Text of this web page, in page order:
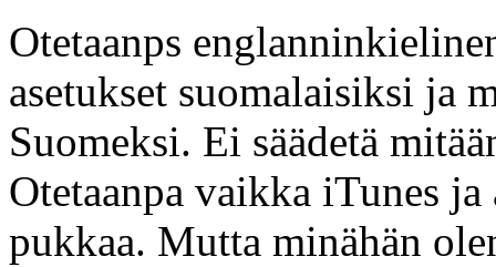
Otetaanps
asetukset suomalaisiksi ja
Suomeksi. Ei säädetä
Otetaanpa vaikka iTunes ja
pukkaa. Mutta minähän